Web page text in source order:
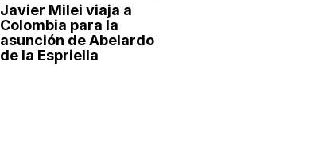
Javier Milei viaja a
Colombia para la
asunción de Abelardo
de la Espriella